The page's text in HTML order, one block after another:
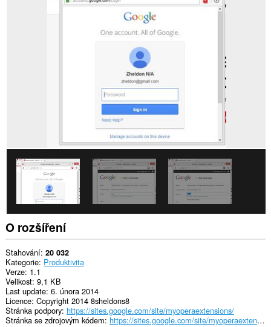
O rozšíření
Stahování 20 032
Kategorie Produktivita
Verze 1.1
Velikost 9,1 KB
Last update 6. února 2014
Licence Copyright 2014 8sheldons8
Stránka podpory https://sites.google.com/site/myoperaextensions/
Stránka se zdrojovým kódem
https://sites.google.com/site/myoperaextensions/documents/source